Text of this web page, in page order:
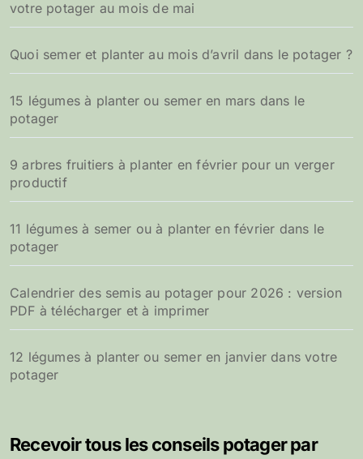
votre potager au mois de mai
Quoi semer et planter au mois d’avril dans le potager ?
15 légumes à planter ou semer en mars dans le
potager
9 arbres fruitiers à planter en février pour un verger
productif
11 légumes à semer ou à planter en février dans le
potager
Calendrier des semis au potager pour 2026 : version
PDF à télécharger et à imprimer
12 légumes à planter ou semer en janvier dans votre
potager
Recevoir tous les conseils potager par